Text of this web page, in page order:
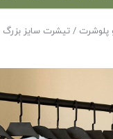
پلوشرت / تیشرت سایز بزرگ